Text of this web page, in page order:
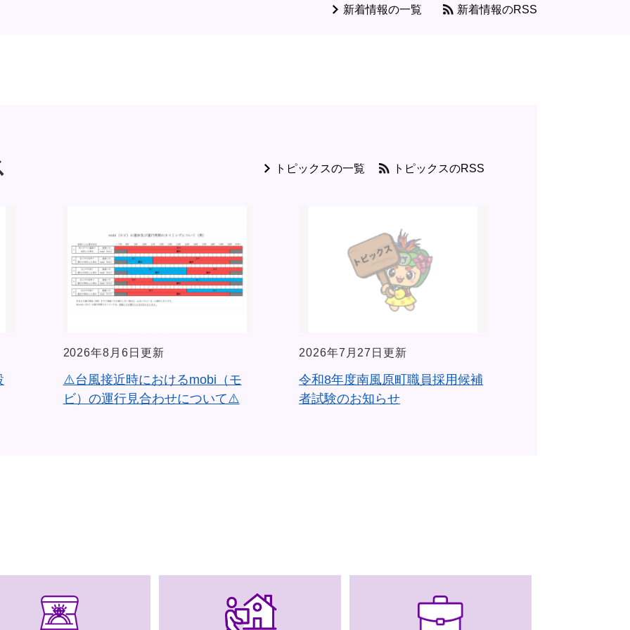
新着情報の一覧 新着情報のRSS
2026年8月6日更新
⚠️台風接近時におけるmobi（モ
ビ）の運行見合わせについて⚠️
2026年7月27日更新
令和8年度南風原町職員採用候補
者試験のお知らせ
トピックスの一覧 トピックスのRSS